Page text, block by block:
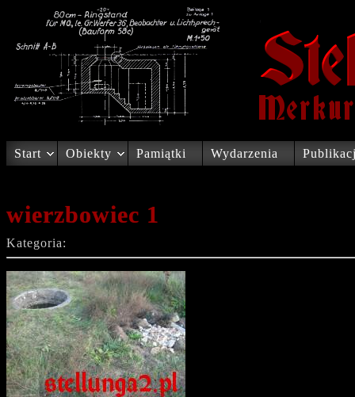
Start Obiekty Pamiątki Wydarzenia
wierzbowiec 1
Kategoria: